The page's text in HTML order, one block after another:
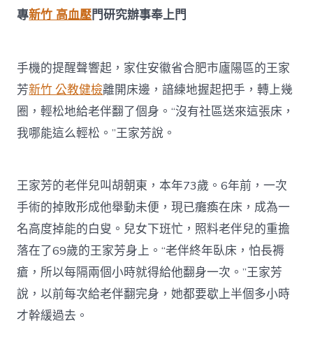
專新竹 高血壓門研究辦事奉上門
手機的提醒聲響起，家住安徽省合肥市廬陽區的王家
芳新竹 公教健檢離開床邊，諳練地握起把手，轉上幾
圈，輕松地給老伴翻了個身。“沒有社區送來這張床，
我哪能這么輕松。”王家芳說。
王家芳的老伴兒叫胡朝東，本年73歲。6年前，一次
手術的掉敗形成他舉動未便，現已癱瘓在床，成為一
名高度掉能的白叟。兒女下班忙，照料老伴兒的重擔
落在了69歲的王家芳身上。“老伴終年臥床，怕長褥
瘡，所以每隔兩個小時就得給他翻身一次。”王家芳
說，以前每次給老伴翻完身，她都要歇上半個多小時
才幹緩過去。